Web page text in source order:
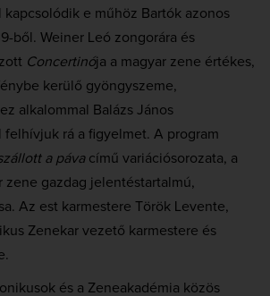
e műhöz Bartók azonos
ből. Weiner Leó zongorára és
Concertinója a magyar zene értékes,
kerülő gyöngyszeme,
alkalommal Balázs János
felhívjuk rá a figyelmet. A program
a pávacímű variációsorozata, a
zene gazdag jelentéstartalmú,
Az est karmestere Török Levente,
Zenekar vezető karmestere és
és a Zeneakadémia közös